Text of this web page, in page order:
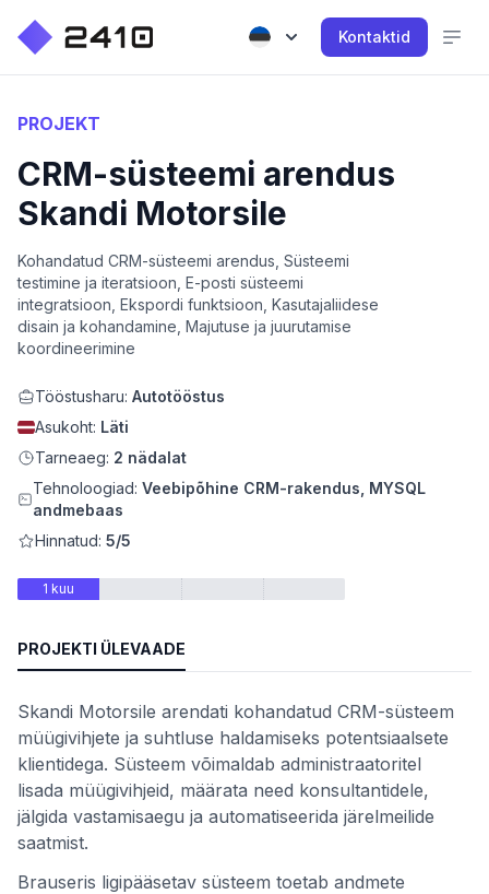
Kontaktid
alusel
PROJEKT
CRM-süsteemi arendus
Skandi Motorsile
Kohandatud CRM-süsteemi arendus, Süsteemi
testimine ja iteratsioon, E-posti süsteemi
integratsioon, Ekspordi funktsioon, Kasutajaliidese
disain ja kohandamine, Majutuse ja juurutamise
koordineerimine
Tööstusharu: Autotööstus
Asukoht: Läti
Tarneaeg: 2 nädalat
Tehnoloogiad:Veebipõhine CRM-rakendus, MYSQL
andmebaas
Hinnatud: 5/5
1 kuu
PROJEKTI ÜLEVAADE
Skandi Motorsile arendati kohandatud CRM-süsteem
müügivihjete ja suhtluse haldamiseks potentsiaalsete
klientidega. Süsteem võimaldab administraatoritel
lisada müügivihjeid, määrata need konsultantidele,
jälgida vastamisaegu ja automatiseerida järelmeilide
saatmist.
Brauseris ligipääsetav süsteem toetab andmete